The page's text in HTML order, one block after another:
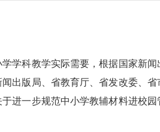
科教学实际需要，根据国家新闻
出版局、省教育厅、省发改委、
进一步规范中小学教辅材料进校